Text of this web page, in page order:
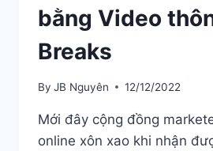
bằng Video
Breaks
By JB Nguyên 12/12/2022
Mới đây cộng đồng
online xôn xao khi nhận